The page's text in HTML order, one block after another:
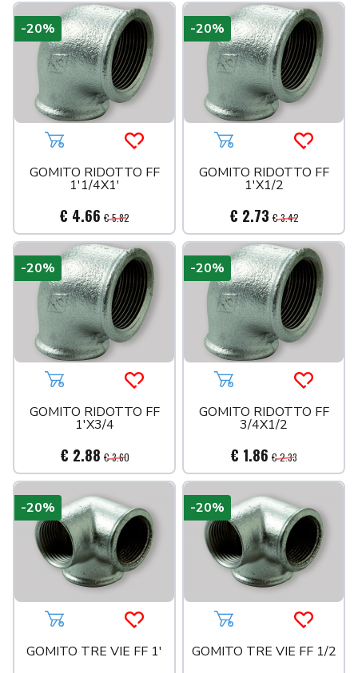
Aggiungi al carrelloAcquista più tardi
GOMITO RIDOTTO FF
1'1/4X1'
€ 4.66 € 5.82
-20%
Aggiungi al carrello
GOMITO RIDOTTO FF
1'X1/2
€ 2.73 € 3.42
-20%
Aggiungi al carrelloAcquista più tardi
GOMITO RIDOTTO FF
1'X3/4
€ 2.88 € 3.60
-20%
Aggiungi al carrello
GOMITO RIDOTTO FF
3/4X1/2
€ 1.86 € 2.33
-20%
Aggiungi al carrelloAcquista più tardi
GOMITO TRE VIE FF 1'
-20%
Aggiungi al carrello
GOMITO TRE VIE FF 1/2
-20%